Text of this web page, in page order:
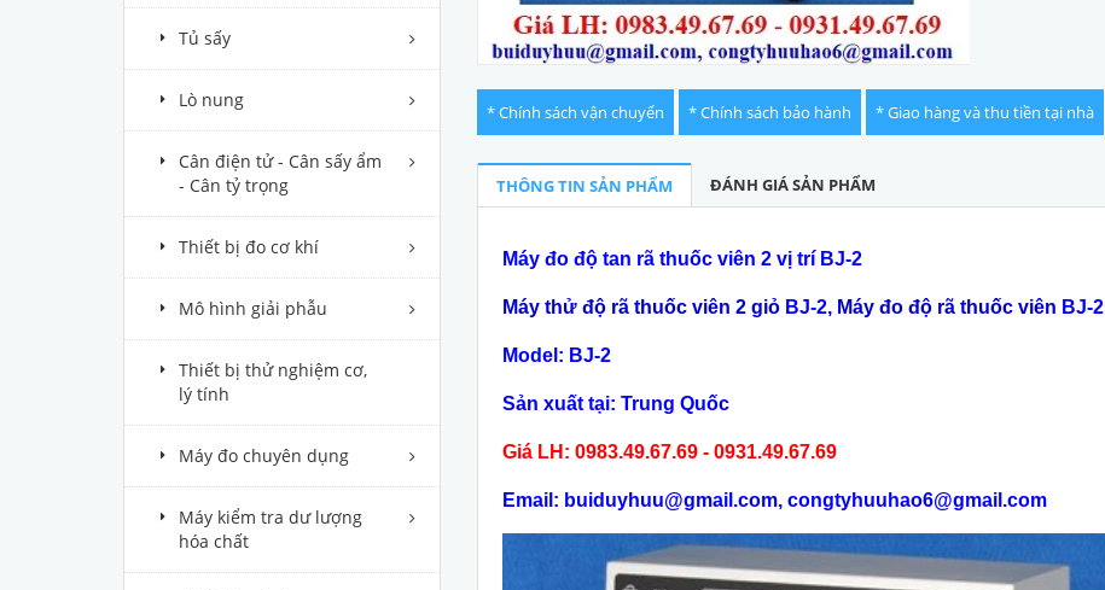
Tủ sấy
Lò nung
Cân điện tử - Cân sấy ẩm
- Cân tỷ trọng
Thiết bị đo cơ khí
Mô hình giải phẫu
Thiết bị thử nghiệm cơ,
lý tính
Máy đo chuyên dụng
Máy kiểm tra dư lượng
hóa chất
* Chính sách vận chuyển * Chính sách bảo hành * Giao hàng và thu tiền tại nhà
THÔNG TIN SẢN PHẨM ĐÁNH GIÁ SẢN PHẨM
Máy đo độ tan rã thuốc viên 2 vị trí BJ-2
Máy thử độ rã thuốc viên 2 giỏ BJ-2, Máy đo độ rã thuốc viên BJ-2
Model: BJ-2
Sản xuất tại: Trung Quốc
Giá LH: 0983.49.67.69 - 0931.49.67.69
Email: buiduyhuu@gmail.com, congtyhuuhao6@gmail.com